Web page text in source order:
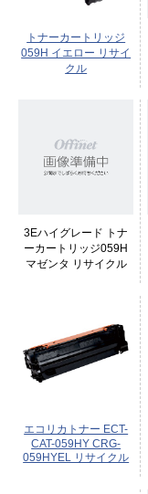
トナーカートリッジ
059H イエロー リサイ
クル
3Eハイグレード トナ
ーカートリッジ059H
マゼンタ リサイクル
エコリカトナー ECT-
CAT-059HY CRG-
059HYEL リサイクル